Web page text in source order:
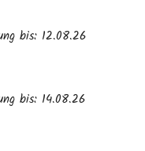
bis: 12.08.26
bis: 14.08.26